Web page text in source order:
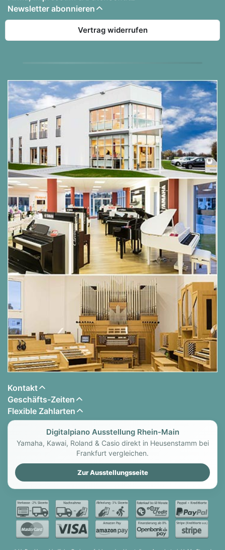
die den SuperNATURAL-Klaviermodellen und den
zahlreichen weiteren Sounds zusätzlichen
erstaunlichen Realismus verleihen, für eine
lebendige räumliche Authentizität. Ein
Wiedergabe Kopfhörer runden die klanglich
exzellenten Eigenschaften des FP-60X ab.
Eigenschaften:
SuperNATURAL Piano Klangerzeugung für
reichhaltigen, naturgetreuen Ausdruck, von
Pianissimo bis Fortissimo
Speziell bearbeitete weitere Onboard-Sounds
für jedes Musikgenre, einschließlich E-Pianos,
Orgeln, Streichern und Synthesizern
Die ‚Piano Designer‘-Funktion ermöglicht eine
umfassende Intonation der Klavierklänge
PHA-4 Klaviatur für authentischen Akustik-
Piano-Anschlag
Das integrierte 26-Watt-
Stereolautsprechersystem liefert einen
voluminösen, satten Klang
3D-Ambience-Funktion für Kopfhörer für
natürlichen Klang beim ‚stummen Spielen‘
Attraktiver moderner Look basierend auf dem
preisgekrönten Design der FP-Serie der
vorherigen Generation
Audio- und MIDI-Konnektivität über Bluetooth
und USB
Miteinander-Spielen und die Interaktion
zwischen Lehrern und Schülern
Mikrofoneingang und Gesangseffekte
Optionale Ständer und Dreipedaleinheiten für
eine Festaufstellung (KSC-72, KPD-90)
Erhältlich in schwarz oder weiß
Authentisches Spielgefühl, authentischer Klang.
bei typischen tragbaren Klavieren der Mittelklasse.
Mit einem einzigen Tastendruck auf der PHA-4
Standard-Tastatur wissen Sie sofort, dass das FP-
Newsletter abonnieren
Vertrag widerrufen
Kontakt
Geschäfts-Zeiten
Flexible Zahlarten
Digitalpiano Ausstellung Rhein-Main
Yamaha, Kawai, Roland & Casio direkt in Heusenstamm bei
Frankfurt vergleichen.
Zur Ausstellungsseite